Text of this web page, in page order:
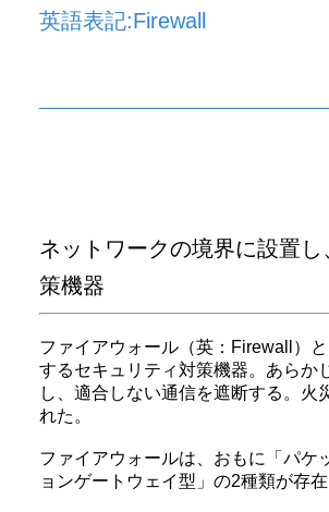
英語表記:Firewall
ネットワークの境界に設置
策機器
ファイアウォール（英：Firewall）
するセキュリティ対策機器。あらか
し、適合しない通信を遮断する。
れた。
ファイアウォールは、おもに「パケ
ョンゲートウェイ型」の2種類が存